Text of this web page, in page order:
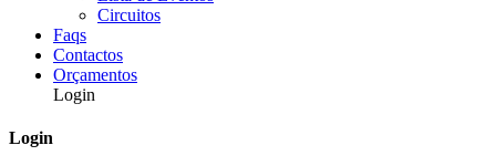
Circuitos
Faqs
Contactos
Orçamentos
Login
Login